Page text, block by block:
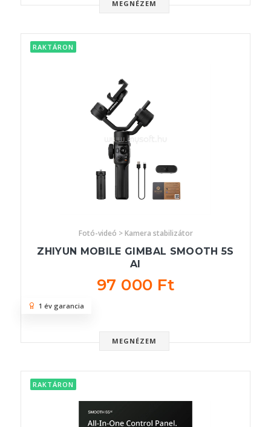
MEGNÉZEM
RAKTÁRON
Fotó-videó > Kamera stabilizátor
ZHIYUN MOBILE GIMBAL SMOOTH 5S
AI
97 000 Ft
MEGNÉZEM
1 év garancia
RAKTÁRON